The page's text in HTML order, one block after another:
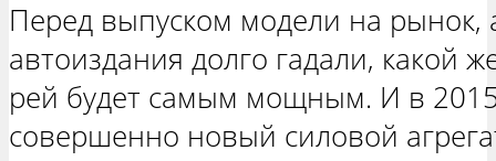
Перед выпуском модели на рынок,
автоиздания долго гадали, какой
рей будет самым мощным. И в 2015
совершенно новый силовой